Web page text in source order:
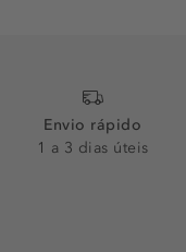
Envio rápido
1 a 3 dias úteis